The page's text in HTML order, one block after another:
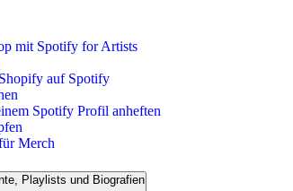
mit Spotify for Artists
auf Spotify
Spotify Profil anheften
Merch
Playlists und Biografien